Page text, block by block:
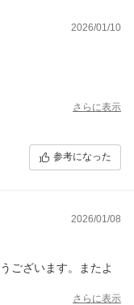
2026/01/10
さらに表示
参考になった
2026/01/08
ございます。またよ
さらに表示